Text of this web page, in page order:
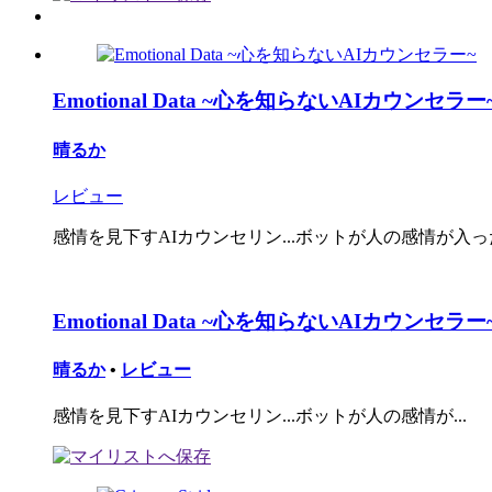
Emotional Data ~心を知らないAIカウンセラー
晴るか
レビュー
感情を見下すAIカウンセリン...ボットが人の感情が入っ
Emotional Data ~心を知らないAIカウンセラー
晴るか • レビュー
感情を見下すAIカウンセリン...ボットが人の感情が...